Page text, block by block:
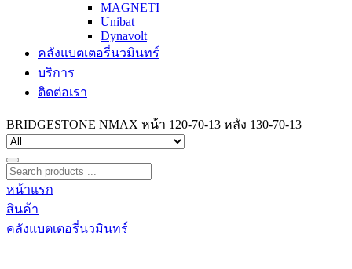
MAGNETI
Unibat
Dynavolt
คลังแบตเตอรี่นวมินทร์
บริการ
ติดต่อเรา
BRIDGESTONE NMAX หน้า 120-70-13 หลัง 130-70-13
หน้าแรก
สินค้า
คลังแบตเตอรี่นวมินทร์